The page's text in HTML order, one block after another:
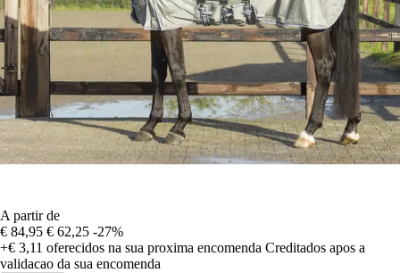
A partir de
€ 84,95 € 62,25 -27%
+€ 3,11 oferecidos na sua proxima encomenda Creditados apos a
validacao da sua encomenda